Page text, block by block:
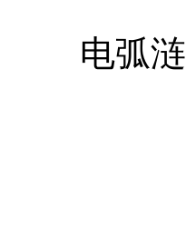
电弧